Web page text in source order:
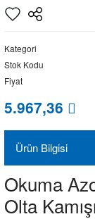
Kategori
Stok Kodu
Fiyat
5.967,36
Ürün Bilgisi
Okuma
Olta Kamışı